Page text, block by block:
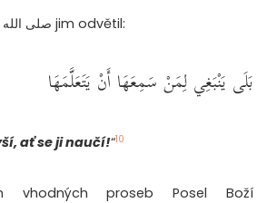
Posel Boží صلى الله عليه وسلم jim odvětil:
بَلَى يَنْبَغِي لِمَنْ سَمِعَهَا أَنْ يَتَعَلَّمَهَا
ať se ji naučí!“10
vhodných proseb Posel Boží